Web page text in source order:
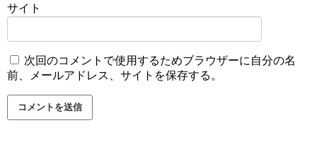
サイト
次回のコメントで使用するためブラウザーに自分の名
前、メールアドレス、サイトを保存する。